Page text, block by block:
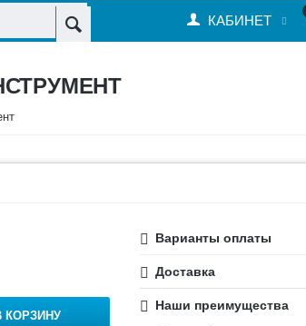
КАБИНЕТ
КОРЗИНУ
Варианты оплаты
Доставка
Наши преимущества